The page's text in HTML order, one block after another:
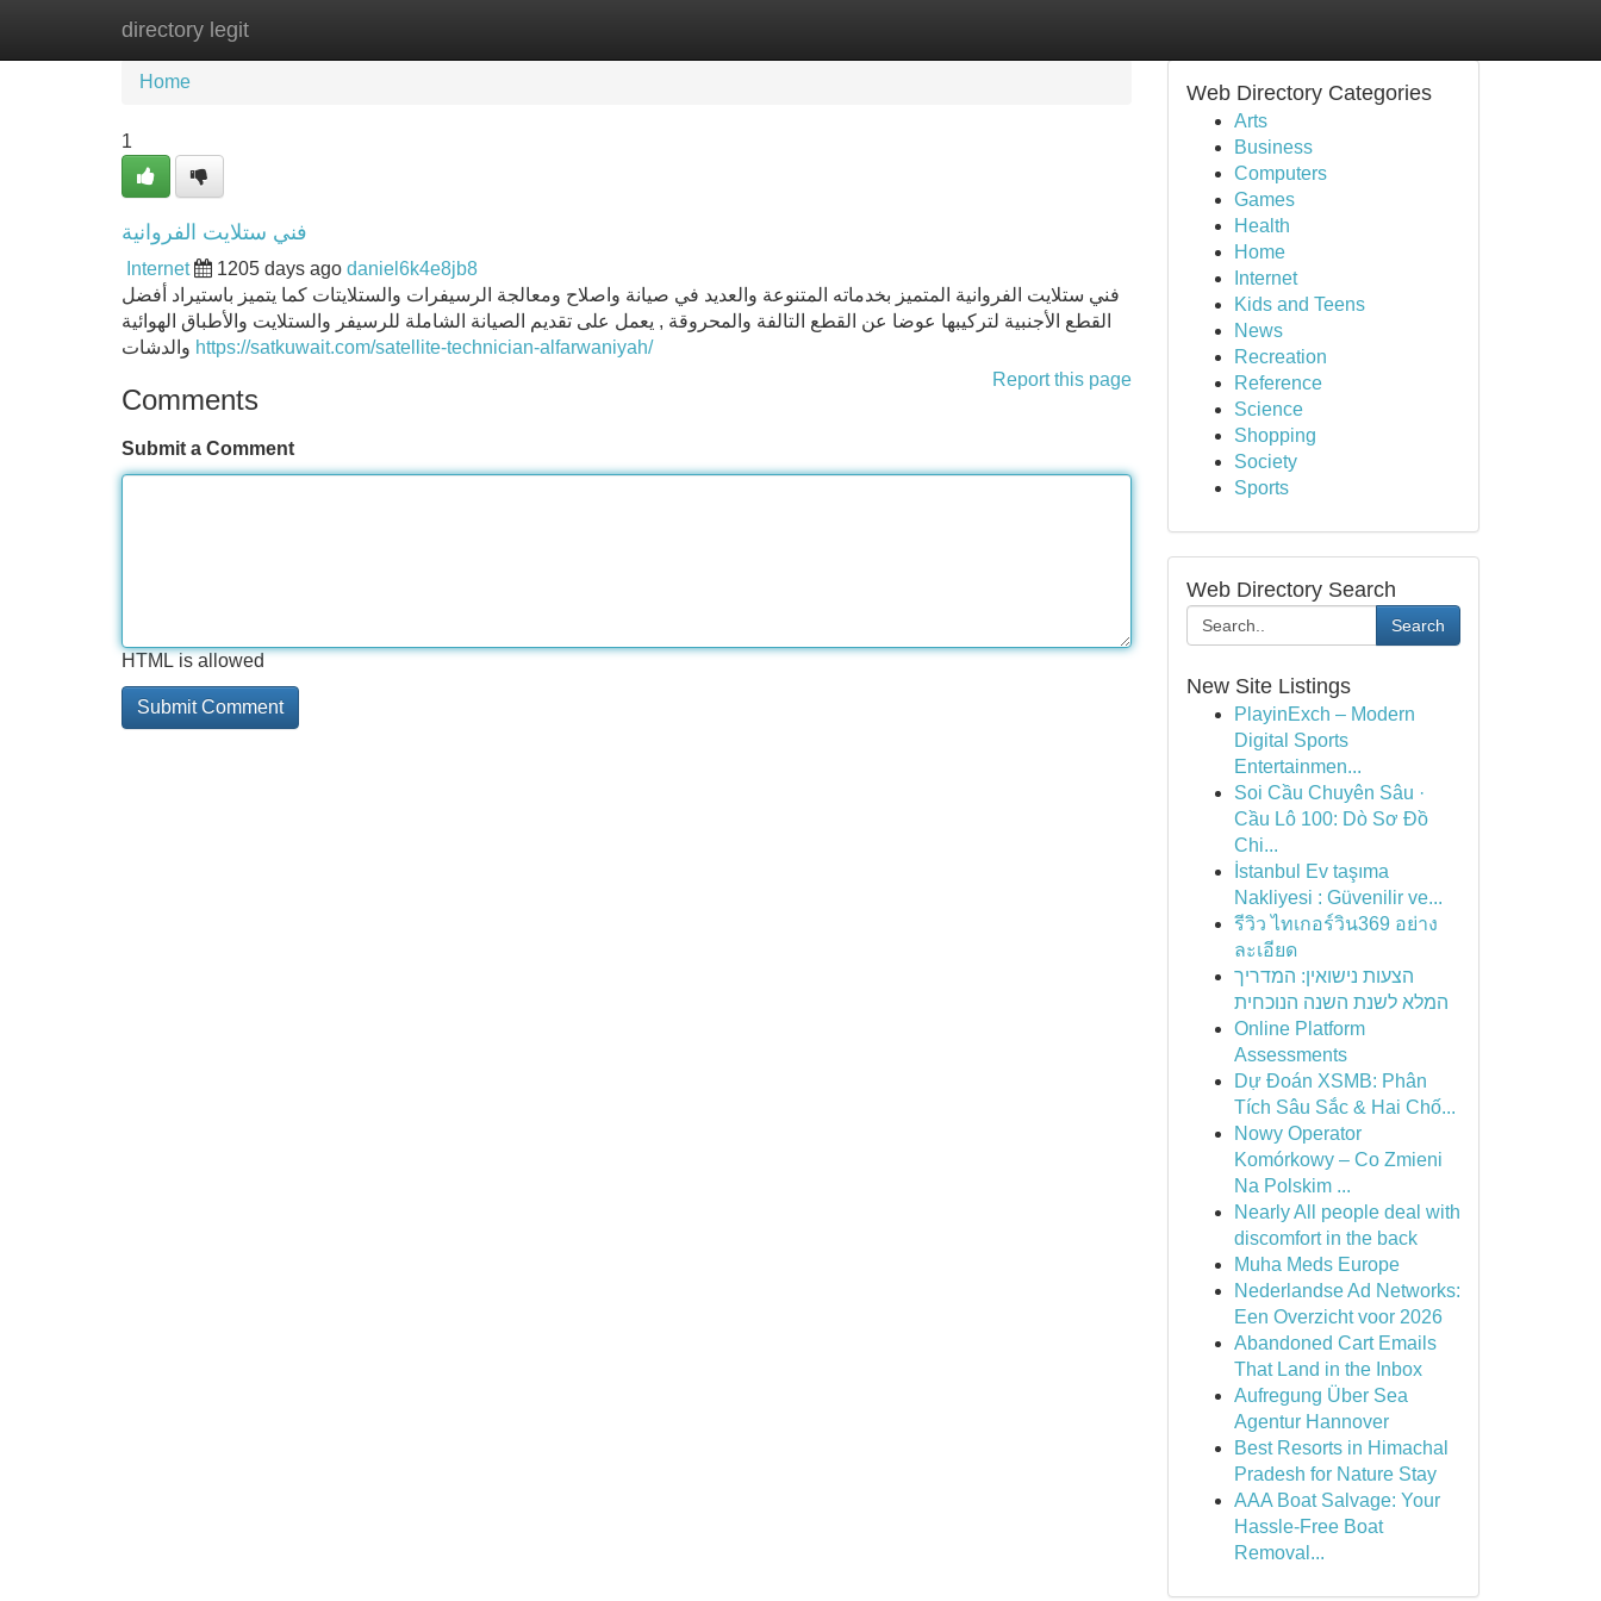
directory legit
Home New Site Listings
Home
1
فني ستلايت الفروانية
Internet 1205 days ago daniel6k4e8jb8
فني ستلايت الفروانية المتميز بخدماته المتنوعة والعديد في صيانة واصلاح ومعالجة الرسيفرات والستلايتات كما يتميز باستيراد أفضل
القطع الأجنبية لتركيبها عوضا عن القطع التالفة والمحروقة , يعمل على تقديم الصيانة الشاملة للرسيفر والستلايت والأطباق الهوائية
https://satkuwait.com/satellite-technician-alfarwaniyah/
Report this page
Comments
Submit a Comment
HTML is allowed
Web Directory Categories
Arts
Business
Computers
Games
Health
Home
Internet
Kids and Teens
News
Recreation
Reference
Science
Shopping
Society
Sports
Web Directory Search
Search
New Site Listings
PlayinExch – Modern
Digital Sports
Entertainmen...
Soi Cầu Chuyên Sâu ·
Cầu Lô 100: Dò Sơ Đồ
Chi...
İstanbul Ev taşıma
Nakliyesi : Güvenilir ve...
รีวิว ไทเกอร์วิน369 อย่าง
ละเอียด
הצעות נישואין: המדריך
המלא לשנת השנה הנוכחית
Online Platform
Assessments
Dự Đoán XSMB: Phân
Tích Sâu Sắc & Hai Chố...
Nowy Operator
Komórkowy – Co Zmieni
Na Polskim ...
Nearly All people deal with
discomfort in the back
Muha Meds Europe
Nederlandse Ad Networks:
Een Overzicht voor 2026
Abandoned Cart Emails
That Land in the Inbox
Aufregung Über Sea
Agentur Hannover
Best Resorts in Himachal
Pradesh for Nature Stay
AAA Boat Salvage: Your
Hassle-Free Boat
Removal...